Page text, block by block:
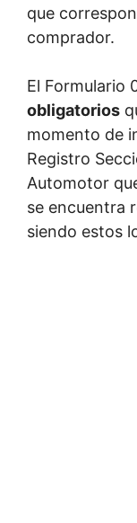
que
comprador.
El Formulario
obligatorios
momento de
Registro
Automotor
se encuentra
siendo estos